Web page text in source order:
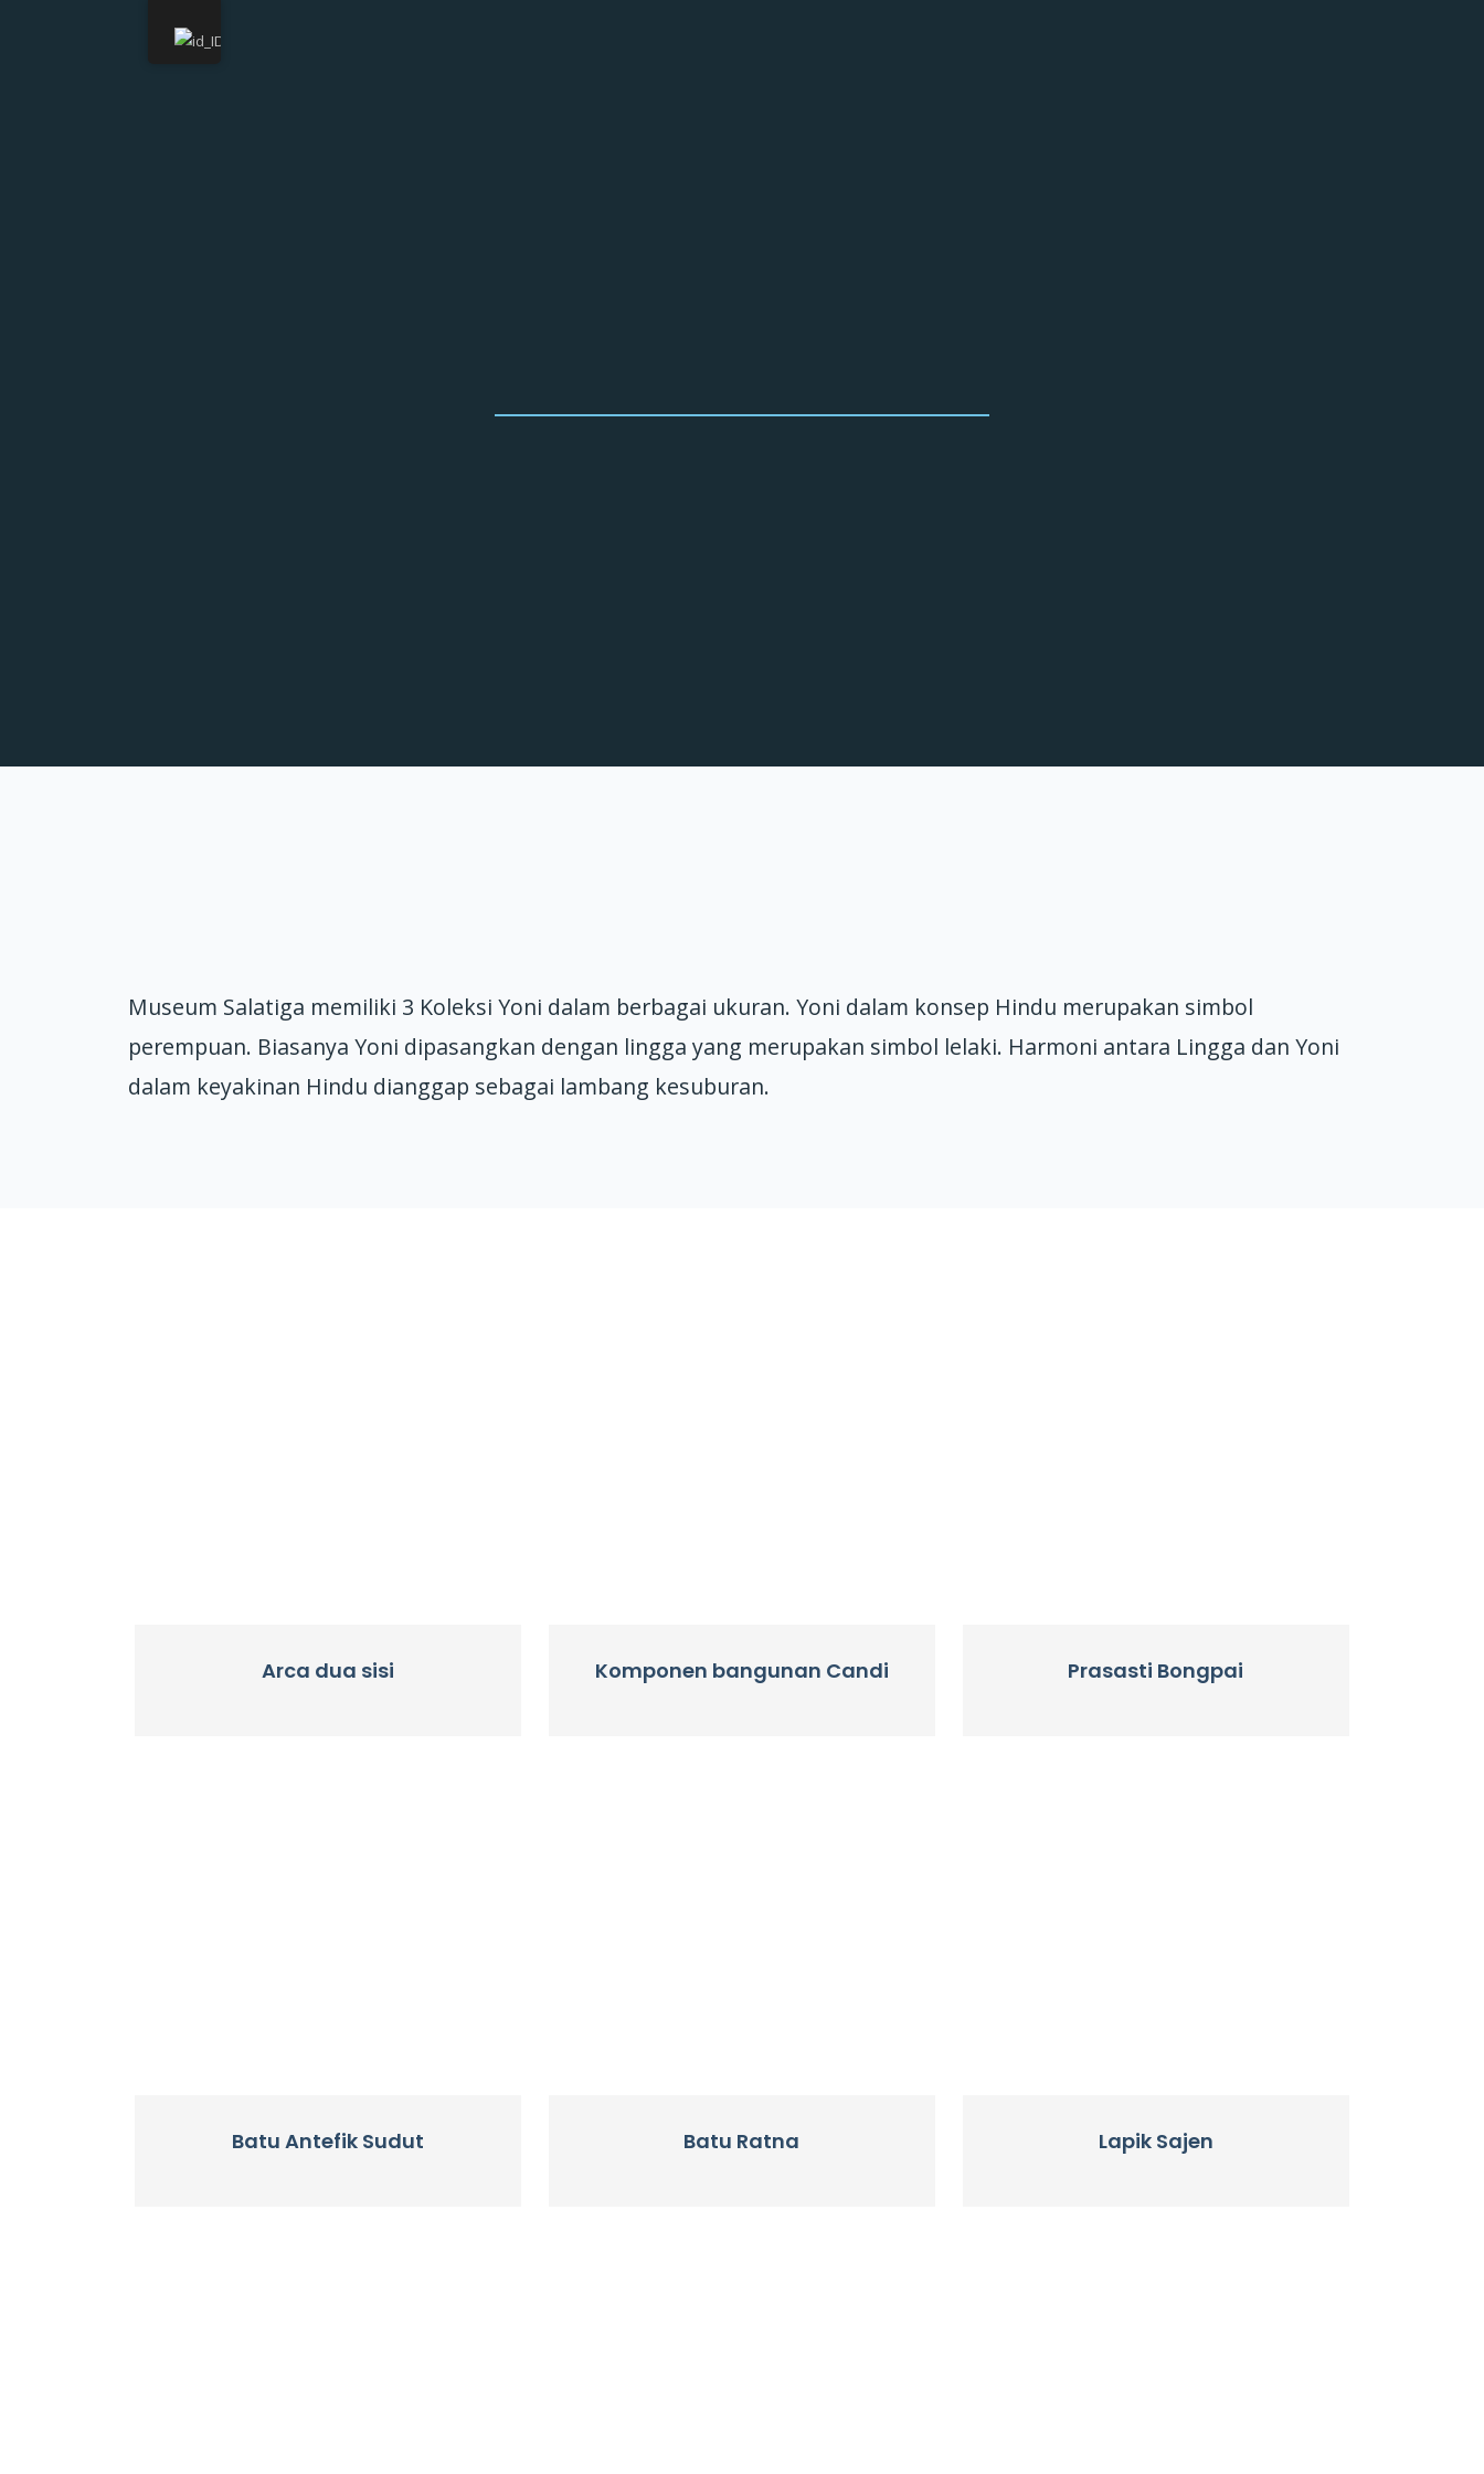
Museum Salatiga memiliki 3 Koleksi Yoni dalam berbagai ukuran. Yoni dalam konsep Hindu merupakan simbol
perempuan. Biasanya Yoni dipasangkan dengan lingga yang merupakan simbol lelaki. Harmoni antara Lingga dan Yoni
dalam keyakinan Hindu dianggap sebagai lambang kesuburan.
Arca dua sisi Komponen bangunan Candi Prasasti Bongpai
Batu Antefik Sudut Batu Ratna Lapik Sajen